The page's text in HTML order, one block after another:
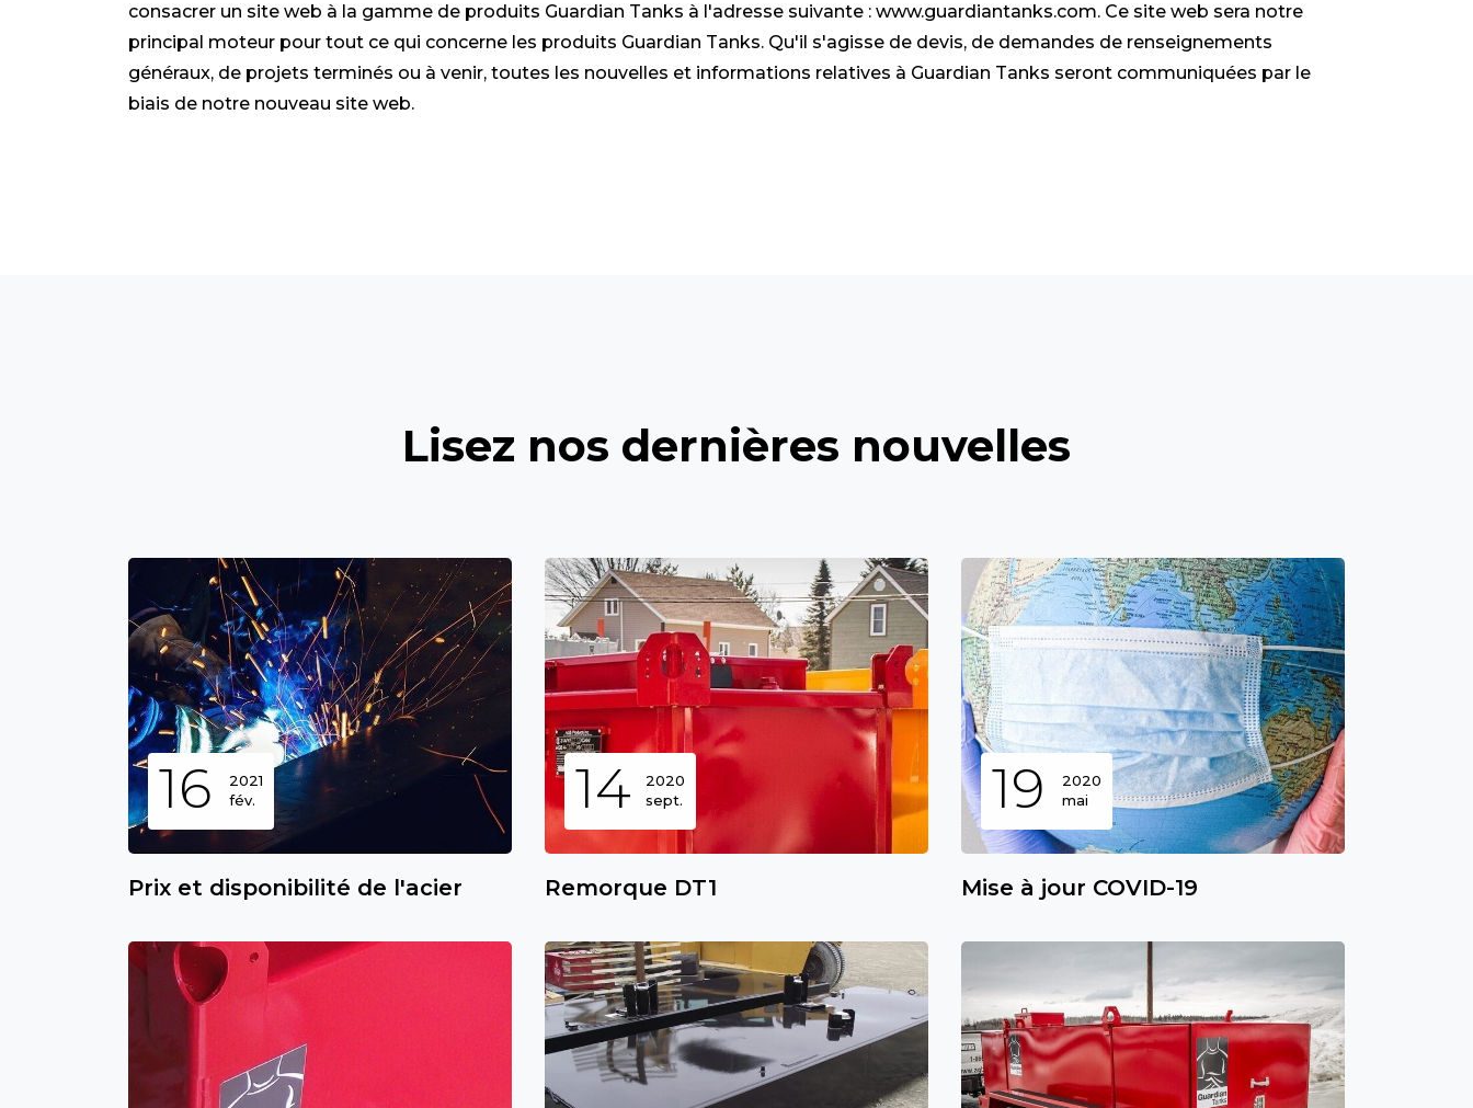
consacrer un site web à la gamme de produits Guardian Tanks à l'adresse suivante : www.guardiantanks.com. Ce site web sera notre
principal moteur pour tout ce qui concerne les produits Guardian Tanks. Qu'il s'agisse de devis, de demandes de renseignements
généraux, de projets terminés ou à venir, toutes les nouvelles et informations relatives à Guardian Tanks seront communiquées par le
biais de notre nouveau site web.
Lisez nos dernières nouvelles
16
2021
fév.
Prix et disponibilité de l'acier
14
2020
sept.
Remorque DT1
19
2020
mai
Mise à jour COVID-19